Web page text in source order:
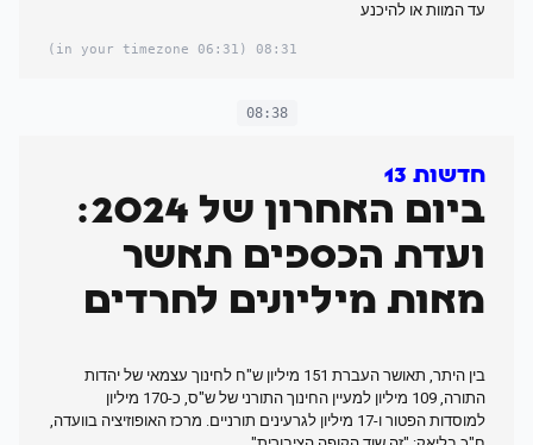
עד המוות או להיכנע
08:31
(06:31 in your timezone)
08:38
חדשות 13
ביום האחרון של 2024:
ועדת הכספים תאשר
מאות מיליונים לחרדים
בין היתר, תאושר העברת 151 מיליון ש"ח לחינוך עצמאי של יהדות
התורה, 109 מיליון למעיין החינוך התורני של ש"ס, כ-170 מיליון
למוסדות הפטור ו-17 מיליון לגרעינים תורניים. מרכז האופוזיציה בוועדה,